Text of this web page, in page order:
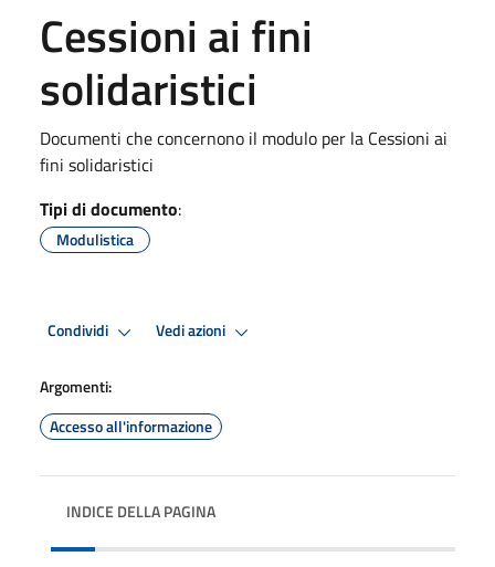
Cessioni ai fini
solidaristici
Documenti che concernono il modulo per la Cessioni ai
fini solidaristici
Tipi di documento:
Modulistica
Condividi Vedi azioni
Argomenti:
Accesso all'informazione
INDICE DELLA PAGINA